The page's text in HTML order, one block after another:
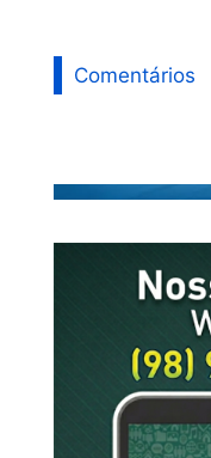
Comentários